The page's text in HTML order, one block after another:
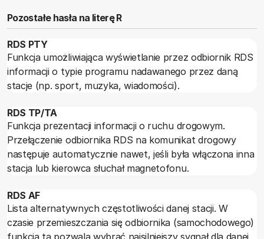
Pozostałe hasła na literę R
RDS PTY
Funkcja umożliwiająca wyświetlanie przez odbiornik RDS
informacji o typie programu nadawanego przez daną
stacje (np. sport, muzyka, wiadomości).
RDS TP/TA
Funkcja prezentacji informacji o ruchu drogowym.
Przełączenie odbiornika RDS na komunikat drogowy
następuje automatycznie nawet, jeśli była włączona inna
stacja lub kierowca słuchał magnetofonu.
RDS AF
Lista alternatywnych częstotliwości danej stacji. W
czasie przemieszczania się odbiornika (samochodowego)
funkcja ta pozwala wybrać najsilniejszy sygnał dla danej